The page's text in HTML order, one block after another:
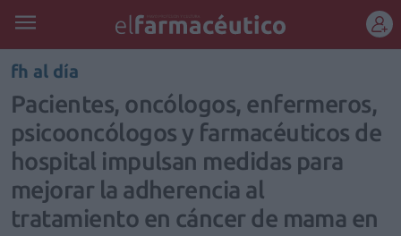
fh al día
Pacientes, oncólogos, enfermeros,
psicooncólogos y farmacéuticos de
hospital impulsan medidas para
mejorar la adherencia al
tratamiento en cáncer de mama en